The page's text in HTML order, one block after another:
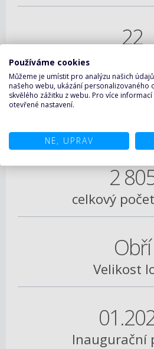
22
rychlost v
7
max. počet
2
celkový
Obří
Velikost
Inaugurační
Používáme cookies
Můžeme je umístit pro analýzu našich
našeho webu, ukázání personalizovaného
skvělého zážitku z webu. Pro více
otevřené nastavení.
NE, UPRAV